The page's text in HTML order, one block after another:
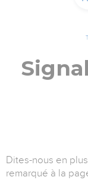
Dites-nous en
remarqué à la